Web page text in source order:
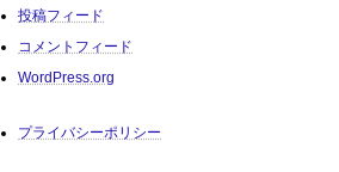
投稿フィード
コメントフィード
WordPress.org
プライバシーポリシー